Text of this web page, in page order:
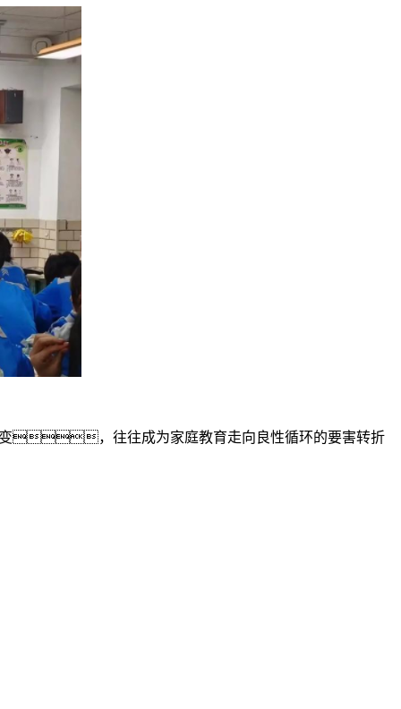
，往往成为家庭教育走向良性循环的要害转折